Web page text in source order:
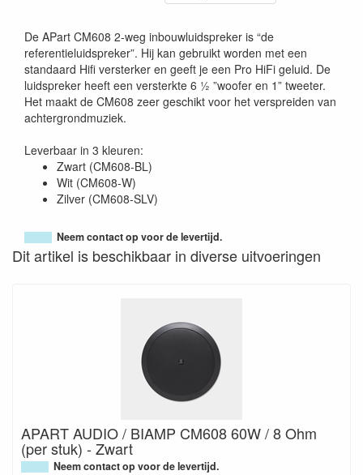
De APart CM608 2-weg inbouwluidspreker is “de
referentieluidspreker”. Hij kan gebruikt worden met een
standaard Hifi versterker en geeft je een Pro HiFi geluid. De
luidspreker heeft een versterkte 6 ½ ”woofer en 1” tweeter.
Het maakt de CM608 zeer geschikt voor het verspreiden van
achtergrondmuziek.
Leverbaar in 3 kleuren:
Zwart (CM608-BL)
Wit (CM608-W)
Zilver (CM608-SLV)
Neem contact op voor de levertijd.
Dit artikel is beschikbaar in diverse uitvoeringen
APART AUDIO / BIAMP CM608 60W / 8 Ohm
(per stuk) - Zwart
Neem contact op voor de levertijd.